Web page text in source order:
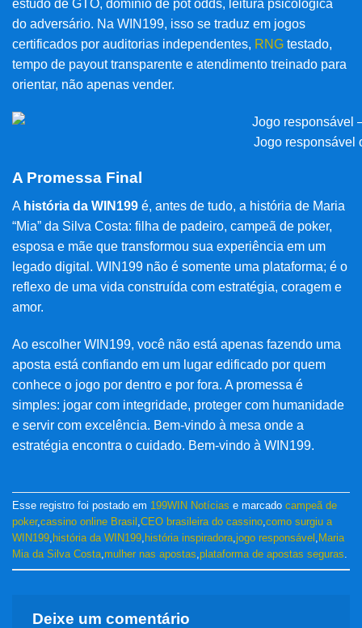
estudo de GTO, domínio de pot odds, leitura psicológica
do adversário. Na WIN199, isso se traduz em jogos
certificados por auditorias independentes, RNG testado,
tempo de payout transparente e atendimento treinado para
orientar, não apenas vender.
Jogo responsável
A Promessa Final
A história da WIN199 é, antes de tudo, a história de Maria
“Mia” da Silva Costa: filha de padeiro, campeã de poker,
esposa e mãe que transformou sua experiência em um
legado digital. WIN199 não é somente uma plataforma; é o
reflexo de uma vida construída com estratégia, coragem e
amor.
Ao escolher WIN199, você não está apenas fazendo uma
aposta está confiando em um lugar edificado por quem
conhece o jogo por dentro e por fora. A promessa é
simples: jogar com integridade, proteger com humanidade
e servir com excelência. Bem-vindo à mesa onde a
estratégia encontra o cuidado. Bem-vindo à WIN199.
Esse registro foi postado em 199WIN Notícias e marcado campeã de
poker, cassino online Brasil CEO brasileira do cassino como surgiu a
WIN199 história da WIN199 história inspiradora jogo responsável Maria
Mia da Silva Costa mulher nas apostas plataforma de apostas seguras
Deixe um comentário